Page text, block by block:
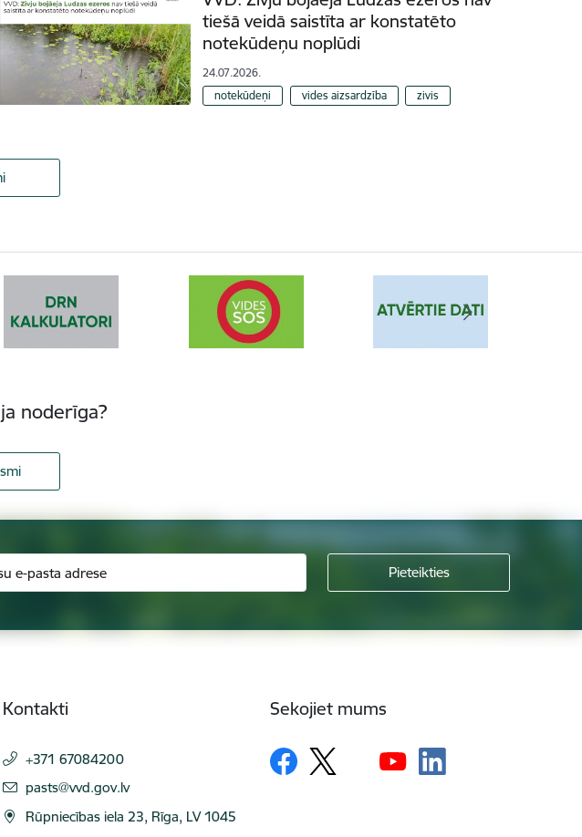
tiešā veidā saistīta ar konstatēto
notekūdeņu noplūdi
24.07.2026.
notekūdeņi
vides aizsardzība zivis
noderīga?
Kontakti
+371 67084200
E-pasts:
pasts@vvd.gov.lv
Rūpniecības iela 23, Rīga, LV 1045
Sekojiet mums